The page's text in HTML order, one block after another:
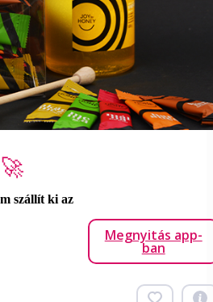
szállít ki az
Megnyitás app-
ban